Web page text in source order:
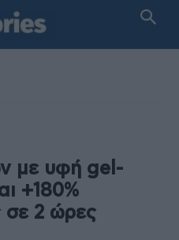
με υφή gel-
+180%
σε 2 ώρες